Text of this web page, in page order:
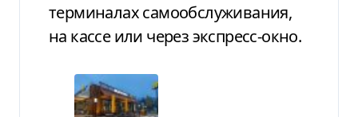
терминалах самообслуживания,
на кассе или через экспресс-окно.